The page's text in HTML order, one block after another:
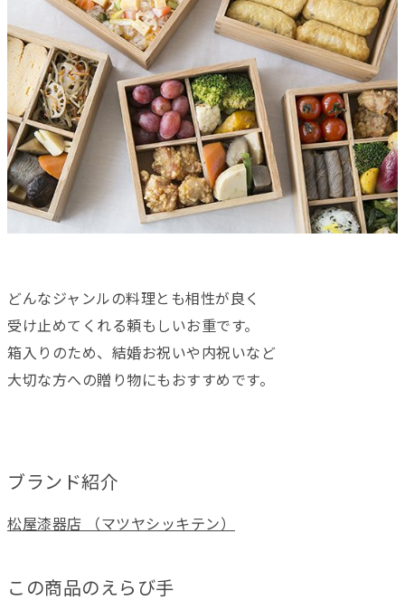
どんなジャンルの料理とも相性が良く
受け止めてくれる頼もしいお重です。
箱入りのため、結婚お祝いや内祝いなど
大切な方への贈り物にもおすすめです。
ブランド紹介
松屋漆器店 （マツヤシッキテン）
この商品のえらび手